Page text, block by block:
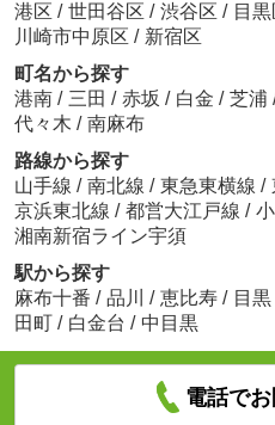
港区 / 世田谷区 / 渋谷区 / 目
川崎市中原区 / 新宿区
町名から探す
港南 / 三田 / 赤坂 / 白金 / 芝浦
代々木 / 南麻布
路線から探す
山手線 / 南北線 / 東急東横線 /
京浜東北線 / 都営大江戸線 /
湘南新宿ライン宇須
駅から探す
麻布十番 / 品川 / 恵比寿 / 目黒
田町 / 白金台 / 中目黒
電話で